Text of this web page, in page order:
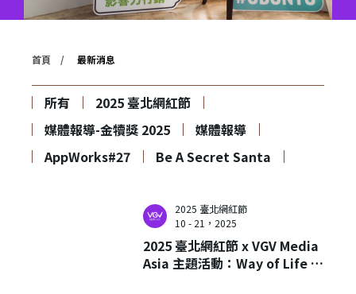
首頁 最新消息
所有
2025 臺北網紅節
媒體報導-金犢獎 2025
媒體報導
AppWorks#27
Be A Secret Santa
2025 臺北網紅節
10 - 21，2025
2025 臺北網紅節 x VGV Media
Asia 主題活動：Way of Life 這